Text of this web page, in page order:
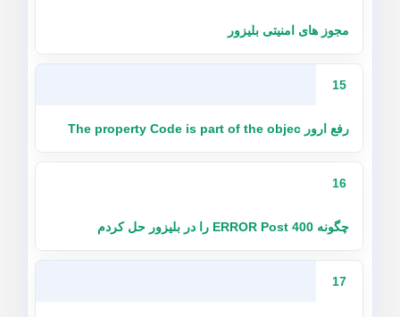
مجوز های امنیتی بلیزور
15
رفع ارور The property Code is part of the objec
16
چگونه ERROR Post 400 را در بلیزور حل کردم
17